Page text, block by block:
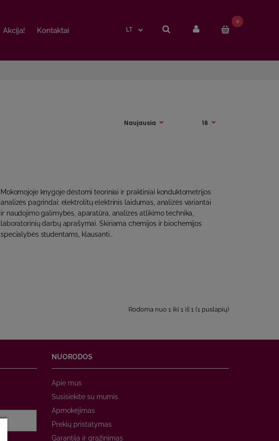
Akcija! Kontaktai LT
0
Akcija! Kontaktai LT
0
Mokomojoje knygoje dėstomi teoriniai ir praktiniai konduktometrijos
analizės pagrindai: elektrolitų elektrinis laidumas, analizės variantai
ir naudojimo galimybės, aparatūra, analizės atlikimo technika,
laboratorinių darbų aprašymai. Skiriama chemijos ir biochemijos
specialybės studentams, klausanti..
Rodoma nuo 1 iki 1 iš 1 (1 puslapių)
NUORODOS
Apie mus
Susisiekite su mumis
Apmokėjimas
Prekių pristatymas
Garantija ir grąžinimas